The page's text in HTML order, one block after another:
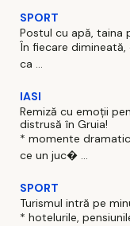
SPORT
Postul cu apă, taina
În fiecare dimineată,
ca ...
IASI
Remiză cu emoții
distrusă în Gruia!
* momente
ce un juc� ...
SPORT
Turismul intră pe
* hotelurile,